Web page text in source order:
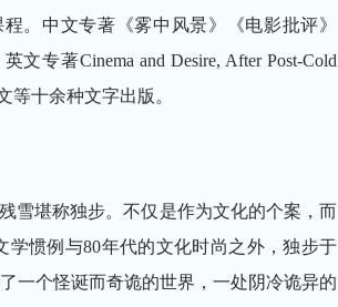
。中文专著《雾中风景》《电影批评》
专著Cinema and Desire, After Post-Cold
等十余种文字出版。
雪堪称独步。不仅是作为文化的个案，而
学惯例与80年代的文化时尚之外，独步于
一个怪诞而奇诡的世界，一处阴冷诡异的